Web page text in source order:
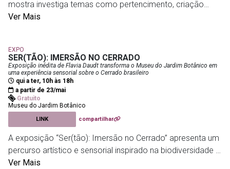
mostra investiga temas como pertencimento, criação
coletiva e relações humanas em tempos de
afetivos e defende a arte como ferramenta de encontro,
troca e transformação social, valorizando o contato, a
diversidade e a construção de novas formas de
convivência.
Espaço Sérgio Porto - Rua Humaitá, 163 - Humaitá
Ver Mais
EXPO
SER(TÃO): IMERSÃO NO CERRADO
Exposição inédita de Flavia Daudt transforma o Museu do Jardim Botânico em
uma experiência sensorial sobre o Cerrado brasileiro
qui a ter, 10h às 18h
a partir de 23/mai
Gratuito
Museu do Jardim Botânico
LINK compartilhar
A exposição “Ser(tão): Imersão no Cerrado” apresenta um
percurso artístico e sensorial inspirado na biodiversidade e
nas paisagens do Cerrado brasileiro. Com obras inéditas
Ver Mais